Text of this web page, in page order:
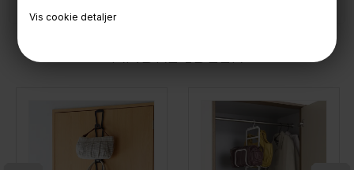
Vis cookie detaljer